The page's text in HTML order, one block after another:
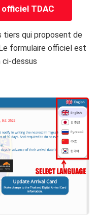
TDAC
tiers qui proposent de
formulaire officiel est
ci-dessus